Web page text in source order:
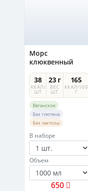
Морс
клюквенный
38
ККАЛ/
ШТ
23 г
ВЕС
ШТ.
165
ККАЛ/100
Г
Веганское
Без глютена
Без лактозы
В наборе
Объем
650